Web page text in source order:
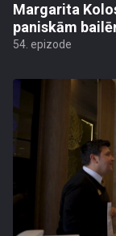
Margarita
paniskām
54. epizode